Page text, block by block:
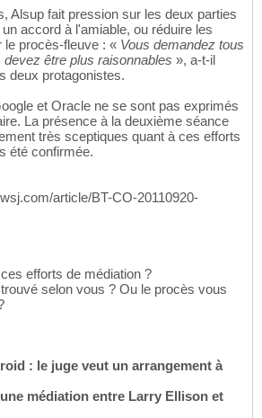
Alsup fait pression sur les deux parties
accord à l'amiable, ou réduire les
le procès-fleuve : « Vous demandez tous
être plus raisonnables », a-t-il
deux protagonistes.
et Oracle ne se sont pas exprimés
La présence à la deuxième séance
très sceptiques quant à ces efforts
été confirmée.
article/BT-CO-20110920-
efforts de médiation ?
selon vous ? Ou le procès vous
: le juge veut un arrangement à
médiation entre Larry Ellison et